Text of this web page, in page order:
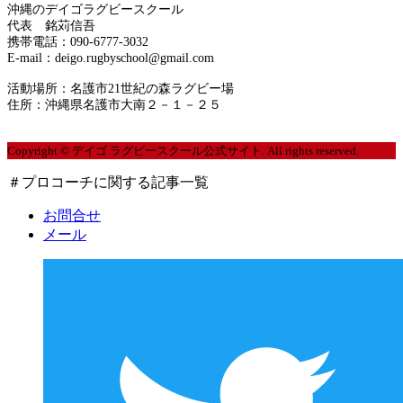
2020年5月
2020年4月
2020年3月
2020年1月
2019年10月
2019年7月
運営者情報
沖縄のデイゴラグビースクール
代表 銘苅信吾
携帯電話：090-6777-3032
E-mail：deigo.rugbyschool@gmail.com
活動場所：名護市21世紀の森ラグビー場
住所：沖縄県名護市大南２－１－２５
Copyright © デイゴ ラグビースクール公式サイト. All rights reserved.
＃プロコーチに関する記事一覧
お問合せ
メール